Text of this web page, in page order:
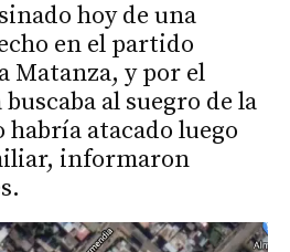
hoy de una
en el partido
Matanza, y por el
al suegro de la
atacado luego
informaron